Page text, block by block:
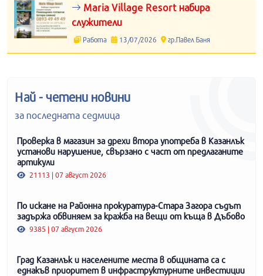
Maria Village Resort набира
служители
Работа 13/07/2026 гр.Павел Баня
Най - четени новини
за последната седмица
Проверка в магазин за дрехи втора употреба в Казанлък
установи нарушение, свързано с част от предлаганите
артикули
21113 | 07 август 2026
По искане на Районна прокуратура-Стара Загора съдът
задържа обвиняем за кражба на вещи от къща в Дъбово
9385 | 07 август 2026
Град Казанлък и населените места в общината са с
еднакъв приоритет в инфраструктурните инвестиции